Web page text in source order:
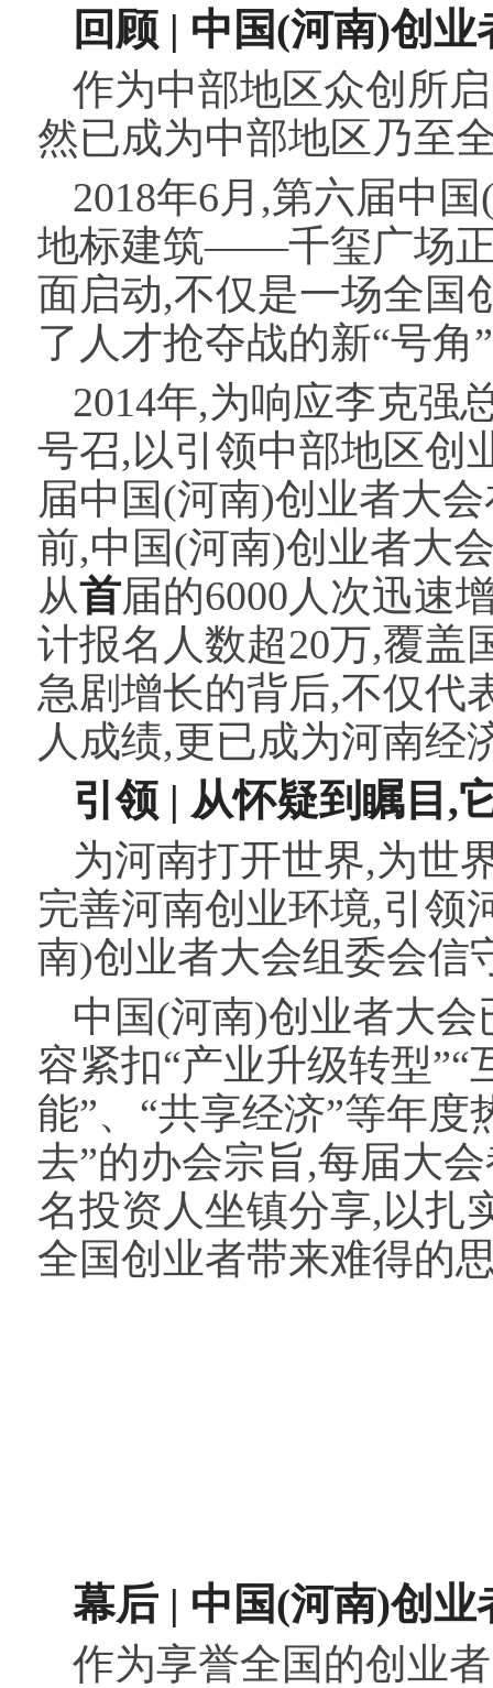
回 顾 | 中国(河南)创
作为中部地区众创所
然已成为中部地区乃至
2018年6月,第六届中
地标建筑——千玺广场
面启动,不仅是一场全国
了人才抢夺战的新“号角
2014年,为响应李克强
号召,以引领中部地区创
届中国(河南)创业者大
前,中国(河南)创业者大
从首届的6000人次迅速
计报名人数超20万,覆盖
急剧增长的背后,不仅代
人成绩,更已成为河南经
引领 | 从怀疑到瞩目,
为河南打开世界,为世
完善河南创业环境,引领
南)创业者大会组委会信
中国(河南)创业者大
容紧扣“产业升级转型”“
能”、“共享经济”等年
去”的办会宗旨,每届大
名投资人坐镇分享,以扎
全国创业者带来难得的
幕后 | 中国(河南)创业
作为享誉全国的创业